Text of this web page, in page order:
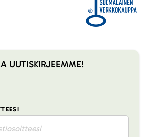
UUTISKIRJEEMME!